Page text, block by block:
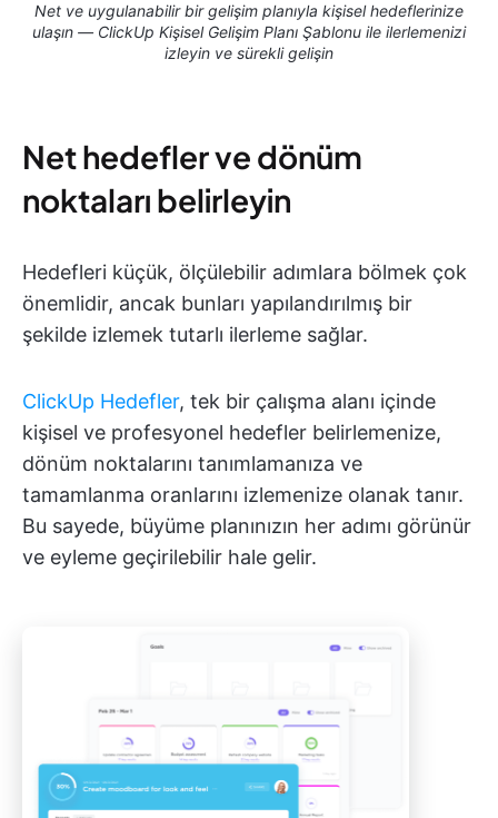
Net ve uygulanabilir bir gelişim planıyla kişisel hedeflerinize
ulaşın — ClickUp Kişisel Gelişim Planı Şablonu ile ilerlemenizi
izleyin ve sürekli gelişin
Net hedefler ve dönüm
noktaları belirleyin
Hedefleri küçük, ölçülebilir adımlara bölmek çok
önemlidir, ancak bunları yapılandırılmış bir
şekilde izlemek tutarlı ilerleme sağlar.
ClickUp Hedefler, tek bir çalışma alanı içinde
kişisel ve profesyonel hedefler belirlemenize,
dönüm noktalarını tanımlamanıza ve
tamamlanma oranlarını izlemenize olanak tanır.
Bu sayede, büyüme planınızın her adımı görünür
ve eyleme geçirilebilir hale gelir.